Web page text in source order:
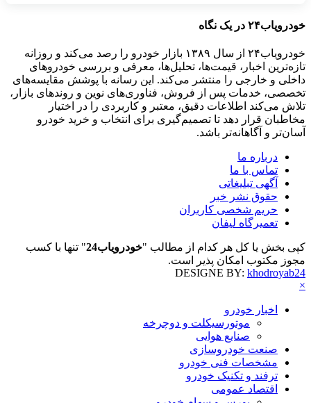
خودرویاب۲۴ در یک نگاه
خودرویاب۲۴ از سال ۱۳۸۹ بازار خودرو را رصد می‌کند و روزانه
تازه‌ترین اخبار، قیمت‌ها، تحلیل‌ها، معرفی و بررسی خودروهای
داخلی و خارجی را منتشر می‌کند. این رسانه با پوشش مقایسه‌های
تخصصی، خدمات پس از فروش، فناوری‌های نوین و روندهای بازار،
تلاش می‌کند اطلاعات دقیق، معتبر و کاربردی را در اختیار
مخاطبان قرار دهد تا تصمیم‌گیری برای انتخاب و خرید خودرو
آسان‌تر و آگاهانه‌تر باشد.
درباره ما
تماس با ما
آگهی تبلیغاتی
حقوق نشر خبر
حریم شخصی کاربران
تعمیرگاه لیفان
کپی بخش یا کل هر کدام از مطالب "خودرویاب24
" تنها با کسب
مجوز مکتوب امکان پذیر است.
DESIGNE BY: khodroyab24
×
اخبار خودرو
موتورسیکلت و دوچرخه
صنایع هوایی
صنعت خودروسازی
مشخصات فنی خودرو
ترفند و تکنیک خودرو
اقتصاد عمومی